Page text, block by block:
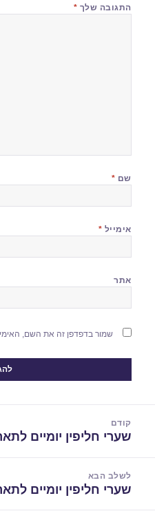
התגובה שלך *
שם *
אימייל *
אתר
שמור בדפדפן זה את השם,
קודם
הפוסט
שערי חליפין יומיים לתאריך 06/
לשלב הבא
הפוסט
שערי חליפין יומיים לתאריך 07/